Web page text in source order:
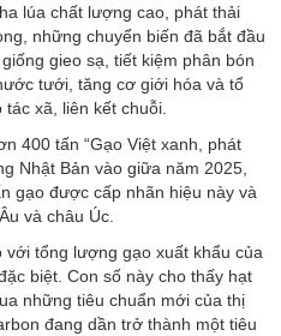
lúa chất lượng cao, phát thải
những chuyển biến đã bắt đầu
gieo sạ, tiết kiệm phân bón
tưới, tăng cơ giới hóa và tổ
xã, liên kết chuỗi.
400 tấn “Gạo Việt xanh, phát
Nhật Bản vào giữa năm 2025,
gạo được cấp nhãn hiệu này và
và châu Úc.
tổng lượng gạo xuất khẩu của
biệt. Con số này cho thấy hạt
những tiêu chuẩn mới của thị
đang dần trở thành một tiêu